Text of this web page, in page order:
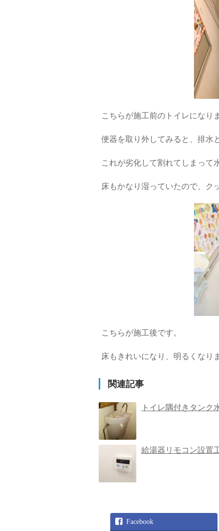
こちらが施工前のトイレになり
便器を取り外してみると、排水
これが劣化して割れてしまって
床もかなり湿っていたので、ク
こちらが施工後です。
床もきれいになり、明るくなり
関連記事
トイレ隅付きタンク
給湯器リモコン設置
Facebook